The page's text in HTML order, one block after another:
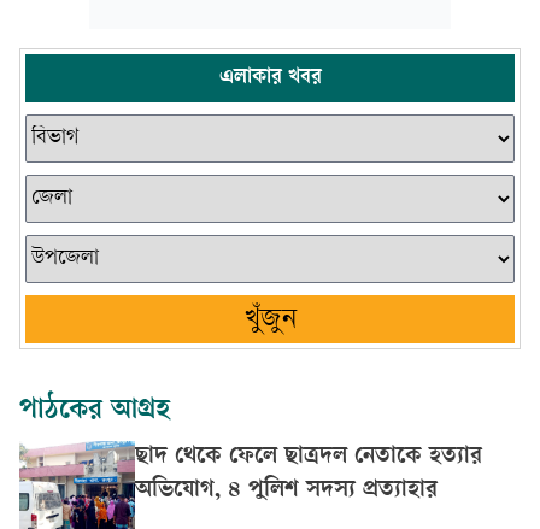
এলাকার খবর
খুঁজুন
পাঠকের আগ্রহ
ছাদ থেকে ফেলে ছাত্রদল নেতাকে হত্যার
অভিযোগ, ৪ পুলিশ সদস্য প্রত্যাহার